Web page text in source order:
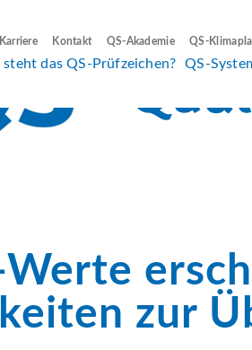
Karriere Kontakt QS-Akademie QS-
das QS-Prüfzeichen? QS-
Werte
zur